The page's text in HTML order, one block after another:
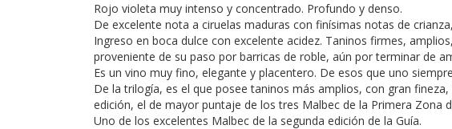
Rojo violeta muy intenso y concentrado. Profundo y denso.
De excelente nota a ciruelas maduras con finísimas notas de
Ingreso en boca dulce con excelente acidez. Taninos firmes,
proveniente de su paso por barricas de roble, aún por terminar de
Es un vino muy fino, elegante y placentero. De esos que uno
De la trilogía, es el que posee taninos más amplios, con gran
edición, el de mayor puntaje de los tres Malbec de la Primera Zona
Uno de los excelentes Malbec de la segunda edición de la Guía.